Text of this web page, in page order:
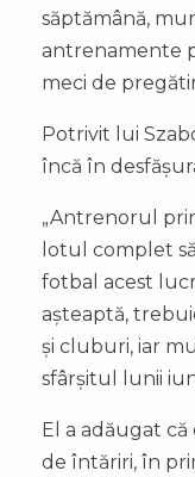
săptămână,
antrenamente
meci de
Potrivit lui
încă în
„Antrenorul
lotul complet
fotbal acest
așteaptă,
și cluburi, iar
sfârșitul lunii
El a adăugat
de întăriri, în